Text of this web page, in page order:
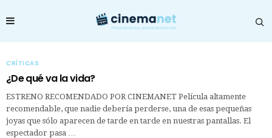
CRÍTICAS
¿De qué va la vida?
ESTRENO RECOMENDADO POR CINEMANET Película altamente
recomendable, que nadie debería perderse, una de esas pequeñas
joyas que sólo aparecen de tarde en tarde en nuestras pantallas. El
espectador pasa …